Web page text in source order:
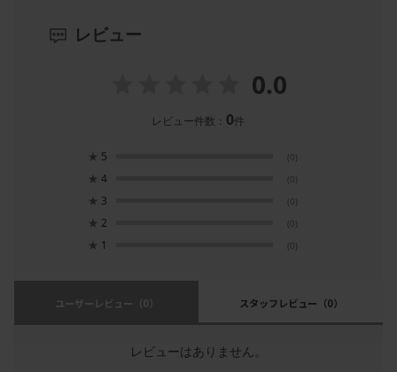
レビュー
0.0
レビュー件数： 0件
★ 5 (0)
★ 4 (0)
★ 3 (0)
★ 2 (0)
★ 1 (0)
ユーザーレビュー （0） スタッフレビュー （0）
レビューはありません。